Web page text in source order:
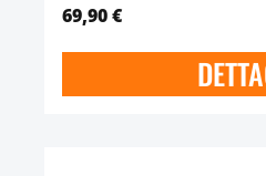
69,90 €